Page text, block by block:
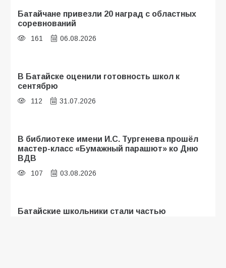
Батайчане привезли 20 наград с областных
соревнований
161 06.08.2026
В Батайске оценили готовность школ к
сентябрю
112 31.07.2026
В библиотеке имени И.С. Тургенева прошёл
мастер-класс «Бумажный парашют» ко Дню
ВДВ
107 03.08.2026
Батайские школьники стали частью